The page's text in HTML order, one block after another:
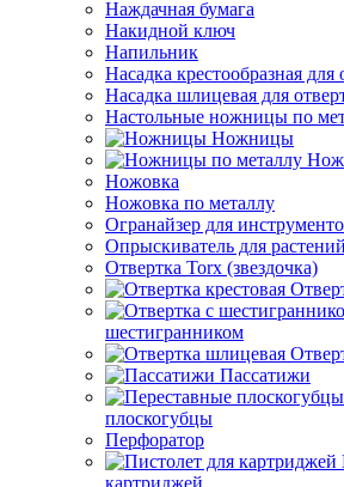
Наждачная бумага
Накидной ключ
Напильник
Насадка крестообразная для
Насадка шлицевая для
Настольные ножницы по
Ножницы
Ножовка
Ножовка по металлу
Огранайзер для
Опрыскиватель для растений
Отвертка Torx (звездочка)
шестигранником
Пассатижи
плоскогубцы
Перфоратор
картриджей